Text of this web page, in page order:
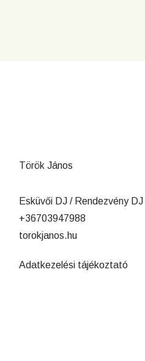
Török János
Esküvői DJ / Rendezvény DJ
+36703947988
torokjanos.hu
Adatkezelési tájékoztató